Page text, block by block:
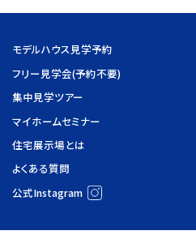
モデルハウス見学予約
フリー見学会(予約不要)
集中見学ツアー
マイホームセミナー
住宅展示場とは
よくある質問
公式Instagram